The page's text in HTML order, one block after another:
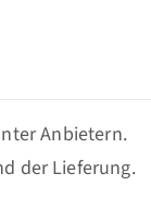
Anbietern.
der Lieferung.